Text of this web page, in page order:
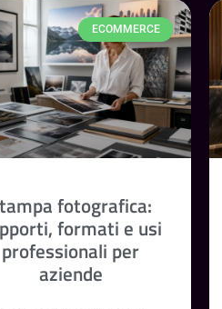
ECOMMERCE
fotografica:
formati e usi
professionali per
aziende